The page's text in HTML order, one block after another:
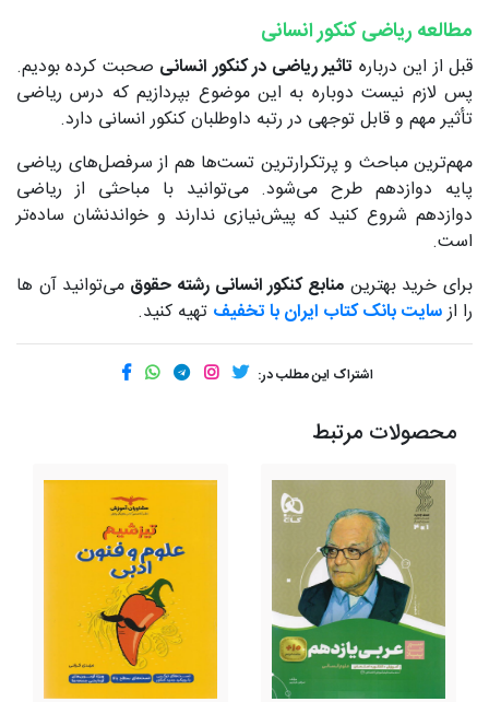
مطالعه ریاضی کنکور انسانی
قبل از این درباره تاثیر ریاضی در کنکور انسانی صحبت کرده بودیم.
پس لازم نیست دوباره به این موضوع بپردازیم که درس ریاضی
تأثیر مهم و قابل توجهی در رتبه داوطلبان کنکور انسانی دارد.
مهم‌ترین مباحث و پرتکرارترین تست‌ها هم از سرفصل‌های ریاضی
پایه دوازدهم طرح می‌شود. می‌توانید با مباحثی از ریاضی
دوازدهم شروع کنید که پیش‌نیازی ندارند و خواندنشان ساده‌تر
است.
برای خرید بهترینمنابع کنکور انسانی رشته حقوق می‌توانید آن ها
را ازسایت بانک کتاب ایران با تخفیف تهیه کنید.
اشتراک این مطلب در:
محصولات مرتبط